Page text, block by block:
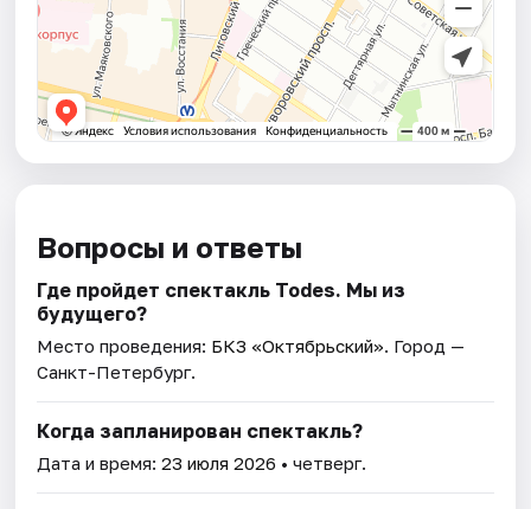
Вопросы и ответы
Где пройдет спектакль Todes. Мы из
будущего?
Место проведения: БКЗ «Октябрьский». Город —
Санкт-Петербург.
Когда запланирован спектакль?
Дата и время:23 июля 2026 • четверг.